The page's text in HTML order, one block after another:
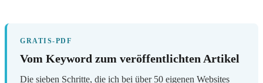
GRATIS-PDF
Vom Keyword zum veröffentlichten Artikel
Die sieben Schritte, die ich bei über 50 eigenen Websites